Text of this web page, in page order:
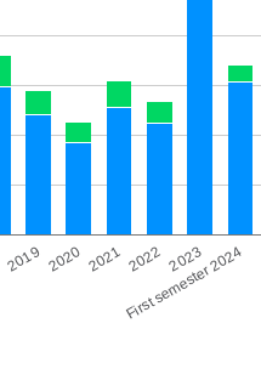
First semester 2024
2023
2022
2021
2020
2019